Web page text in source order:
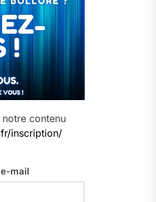
contenu
inscription/
mail